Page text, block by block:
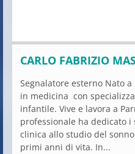
CARLO FABRIZIO
Segnalatore esterno Nato
in medicina con
infantile. Vive e lavora a
professionale ha dedicato
clinica allo studio del
primi anni di vita. In...